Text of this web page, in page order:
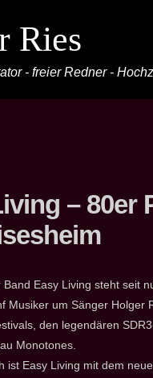
Ries
- freier Redner -
– 80er
Band Easy Living steht seit
Musiker um Sänger Holger
den legendären
Monotones.
ist Easy Living mit dem